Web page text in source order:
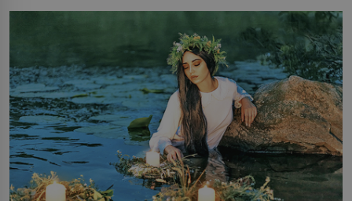
milostpaní. Stačí jenom na sukni,“ zhodnotí švadlena
množství růžového mušelínu. „Ošidili vás, podívejte.“